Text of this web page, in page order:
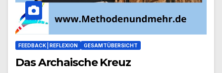
FEEDBACK | REFLEXION GESAMTÜBERSICHT
Das Archaische Kreuz